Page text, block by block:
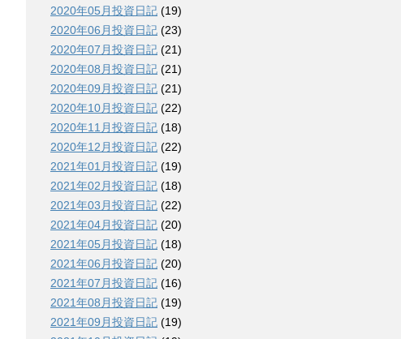
2020年05月投資日記 (19)
2020年06月投資日記 (23)
2020年07月投資日記 (21)
2020年08月投資日記 (21)
2020年09月投資日記 (21)
2020年10月投資日記 (22)
2020年11月投資日記 (18)
2020年12月投資日記 (22)
2021年01月投資日記 (19)
2021年02月投資日記 (18)
2021年03月投資日記 (22)
2021年04月投資日記 (20)
2021年05月投資日記 (18)
2021年06月投資日記 (20)
2021年07月投資日記 (16)
2021年08月投資日記 (19)
2021年09月投資日記 (19)